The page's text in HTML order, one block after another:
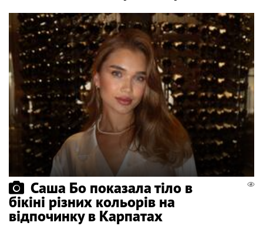
Саша Бо показала тіло в
бікіні різних кольорів на
відпочинку в Карпатах